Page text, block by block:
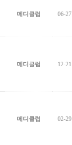
메디클럽 06-27
메디클럽 12-21
메디클럽 02-29